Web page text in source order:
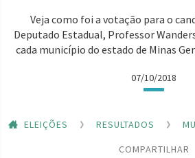
Veja como foi a votação para o
Deputado Estadual, Professor
cada município do estado de Minas
07/10/2018
ELEIÇÕES RESULTADOS
COMPARTILHAR